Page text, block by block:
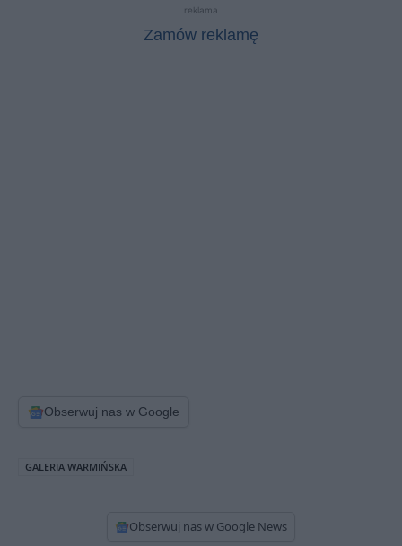
reklama
Zamów reklamę
Obserwuj nas w Google
GALERIA WARMIŃSKA
Obserwuj nas w Google News